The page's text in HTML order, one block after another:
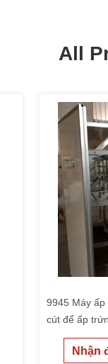
All
9945 Máy
cút để ấp
Nhận